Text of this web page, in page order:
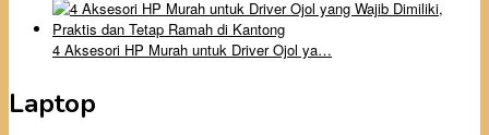
4 Aksesori HP Murah untuk Driver Ojol ya…
Laptop